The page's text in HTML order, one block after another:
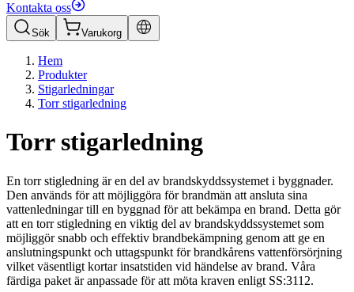
Kontakta oss
Sök Varukorg
Hem
Produkter
Stigarledningar
Torr stigarledning
Torr stigarledning
En torr stigledning är en del av brandskyddssystemet i byggnader.
Den används för att möjliggöra för brandmän att ansluta sina
vattenledningar till en byggnad för att bekämpa en brand. Detta gör
att en torr stigledning en viktig del av brandskyddssystemet som
möjliggör snabb och effektiv brandbekämpning genom att ge en
anslutningspunkt och uttagspunkt för brandkårens vattenförsörjning
vilket väsentligt kortar insatstiden vid händelse av brand. Våra
färdiga paket är anpassade för att möta kraven enligt SS:3112.